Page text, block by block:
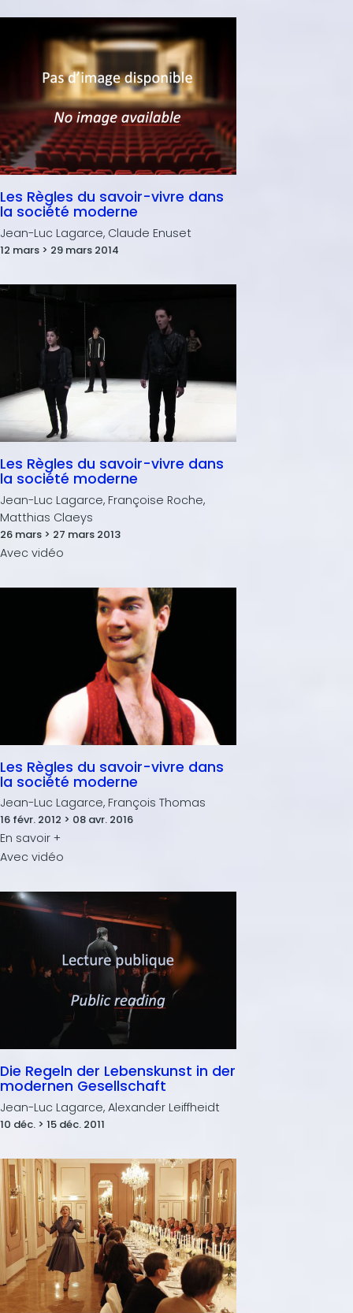
Les Règles du savoir-vivre dans
la société moderne
Jean-Luc Lagarce, Claude Enuset
12 mars > 29 mars 2014
Les Règles du savoir-vivre dans
la société moderne
Jean-Luc Lagarce, Françoise Roche,
Matthias Claeys
26 mars > 27 mars 2013
Les Règles du savoir-vivre dans
la société moderne
Jean-Luc Lagarce, François Thomas
16 févr. 2012 > 08 avr. 2016
Die Regeln der Lebenskunst in der
modernen Gesellschaft
Jean-Luc Lagarce, Alexander Leiffheidt
10 déc. > 15 déc. 2011